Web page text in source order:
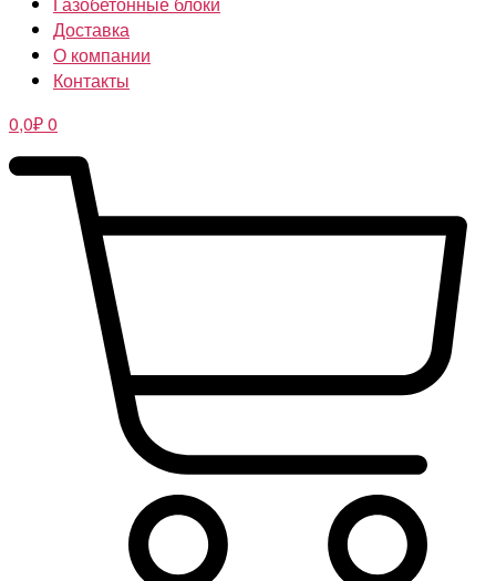
Доставка
О компании
Контакты
0,0₽0